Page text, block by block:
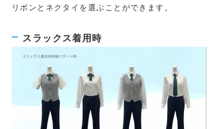
リボンとネクタイを選ぶことができます。
スラックス着用時